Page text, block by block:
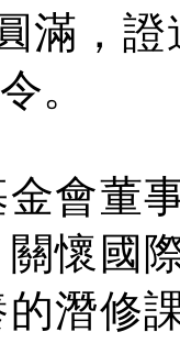
滿，
。
會董
懷國
潛修